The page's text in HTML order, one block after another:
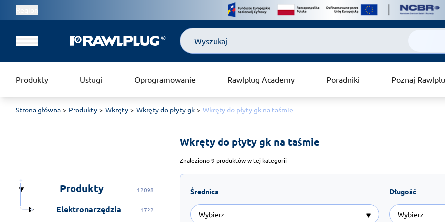
Szukaj
Produkty Usługi Oprogramowanie Rawlplug Academy Poradniki Poznaj
Strona główna Produkty Wkręty Wkręty do płyty gk Wkręty do płyty gk na taśmie
Produkty 12098
Elektronarzędzia 1722
Wkręty do płyty gk na taśmie
Znaleziono 9 produktów w tej kategorii
Średnica
Wybierz
Długość
Wybierz